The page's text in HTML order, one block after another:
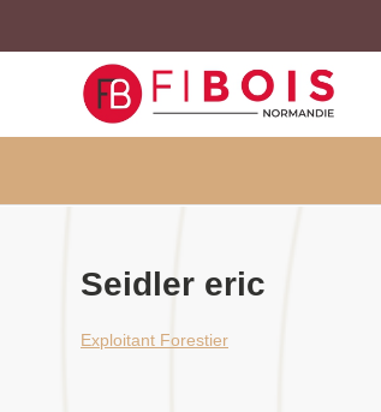
Seidler eric
Exploitant Forestier